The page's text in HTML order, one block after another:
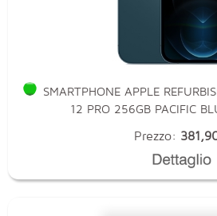
SMARTPHONE APPLE
12 PRO 256GB PACIFIC
Prezzo: